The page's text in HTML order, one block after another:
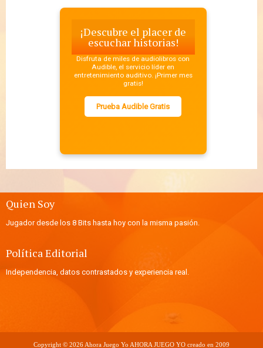
¡Descubre el placer de
escuchar historias!
Disfruta de miles de audiolibros con
Audible, el servicio líder en
entretenimiento auditivo. ¡Primer mes
gratis!
Prueba Audible Gratis
Quien Soy
Jugador desde los 8 Bits hasta hoy con la misma pasión.
Política Editorial
Independencia, datos contrastados y experiencia real.
Copyright © 2026 Ahora Juego Yo AHORA JUEGO YO creado en 2009